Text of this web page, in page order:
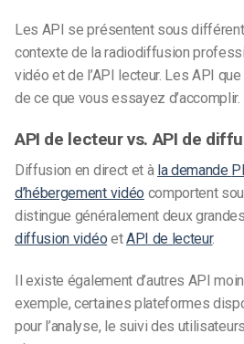
Les API se présentent sous
contexte de la radiodiffusion
vidéo et de l’API lecteur. Les API
de ce que vous essayez d’accomplir.
API de lecteur vs. API de
Diffusion en direct et à la demande
d’hébergement vidéo comportent
distingue généralement deux
diffusion vidéo etAPI de lecteur.
Il existe également d’autres API
exemple, certaines plateformes
pour l’analyse, le suivi des